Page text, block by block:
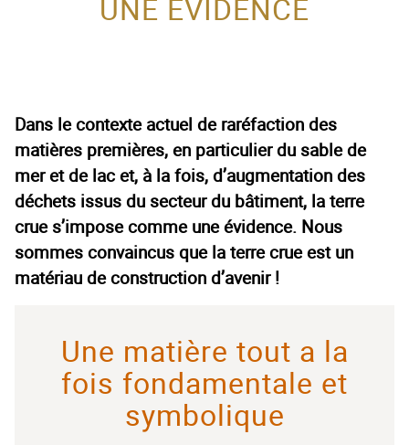
UNE ÉVIDENCE
Dans le contexte actuel de raréfaction des
matières premières, en particulier du sable de
mer et de lac et, à la fois, d’augmentation des
déchets issus du secteur du bâtiment, la terre
crue s’impose comme une évidence. Nous
sommes convaincus que la terre crue est un
matériau de construction d’avenir !
Une matière tout a la
fois fondamentale et
symbolique